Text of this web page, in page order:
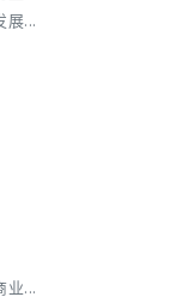
展...
业...